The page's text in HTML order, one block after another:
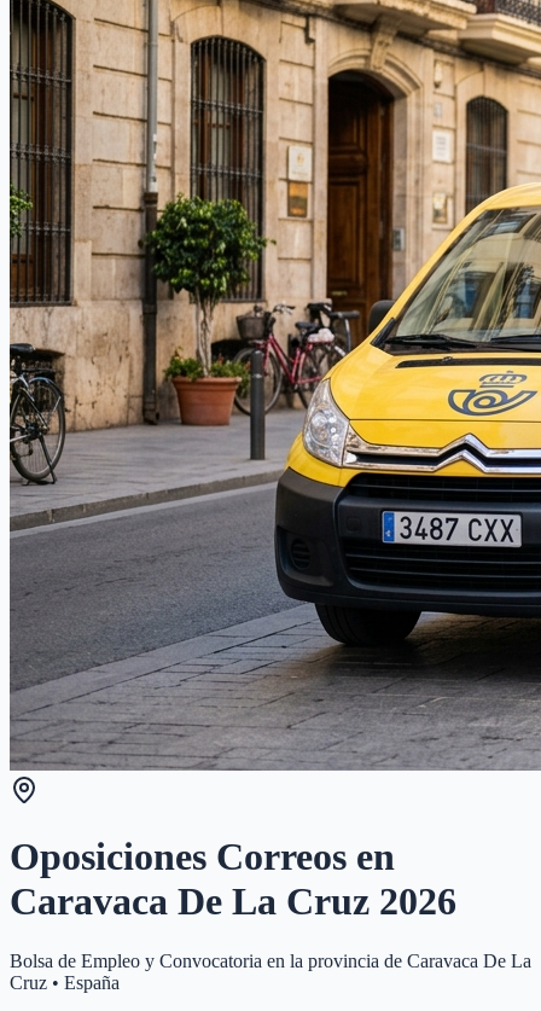
Oposiciones Correos en
Caravaca De La Cruz 2026
Bolsa de Empleo y Convocatoria en la provincia de Caravaca De La
Cruz • España